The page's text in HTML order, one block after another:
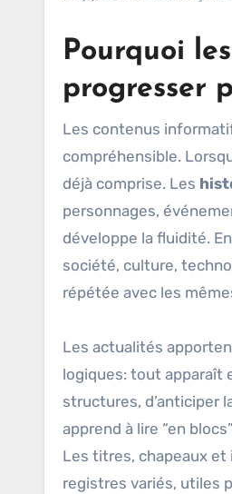
Pourquoi
progresser
Les contenus
compréhensible.
déjà comprise. Les
personnages,
développe la fluidité.
société, culture,
répétée avec les
Les actualités
logiques: tout apparaît
structures, d’anticiper
apprend à lire “en
Les titres, chapeaux
registres variés, utiles